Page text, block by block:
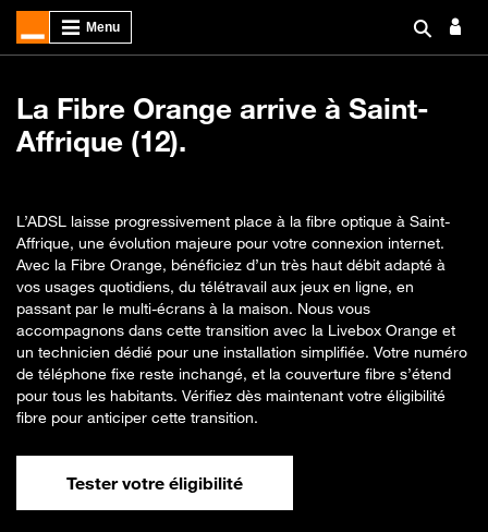
La Fibre Orange arrive à Saint-
Affrique (12).
L’ADSL laisse progressivement place à la fibre optique à Saint-
Affrique, une évolution majeure pour votre connexion internet.
Avec la Fibre Orange, bénéficiez d’un très haut débit adapté à
vos usages quotidiens, du télétravail aux jeux en ligne, en
passant par le multi-écrans à la maison. Nous vous
accompagnons dans cette transition avec la Livebox Orange et
un technicien dédié pour une installation simplifiée. Votre numéro
de téléphone fixe reste inchangé, et la couverture fibre s’étend
pour tous les habitants. Vérifiez dès maintenant votre éligibilité
fibre pour anticiper cette transition.
Tester votre éligibilité